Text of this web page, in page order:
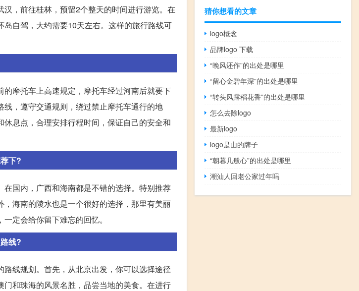
，前往桂林，预留2个整天的时间进行游览。在
自驾，大约需要10天左右。这样的旅行路线可
摩托车上高速规定，摩托车经过河南后就要下
，遵守交通规则，绕过禁止摩托车通行的地
息点，合理安排行程时间，保证自己的安全和
下?
国内，广西和海南都是不错的选择。特别推荐
海南的陵水也是一个很好的选择，那里有美丽
定会给你留下难忘的回忆。
线?
线规划。首先，从北京出发，你可以选择途径
和珠海的风景名胜，品尝当地的美食。在进行
猜你想看的文章
logo概念
品牌logo 下载
“晚风还作”的出处是哪里
“留心金碧年深”的出处是哪里
“转头风露稻花香”的出处是哪里
怎么去除logo
最新logo
logo是山的牌子
“朝暮几般心”的出处是哪里
潮汕人回老公家过年吗